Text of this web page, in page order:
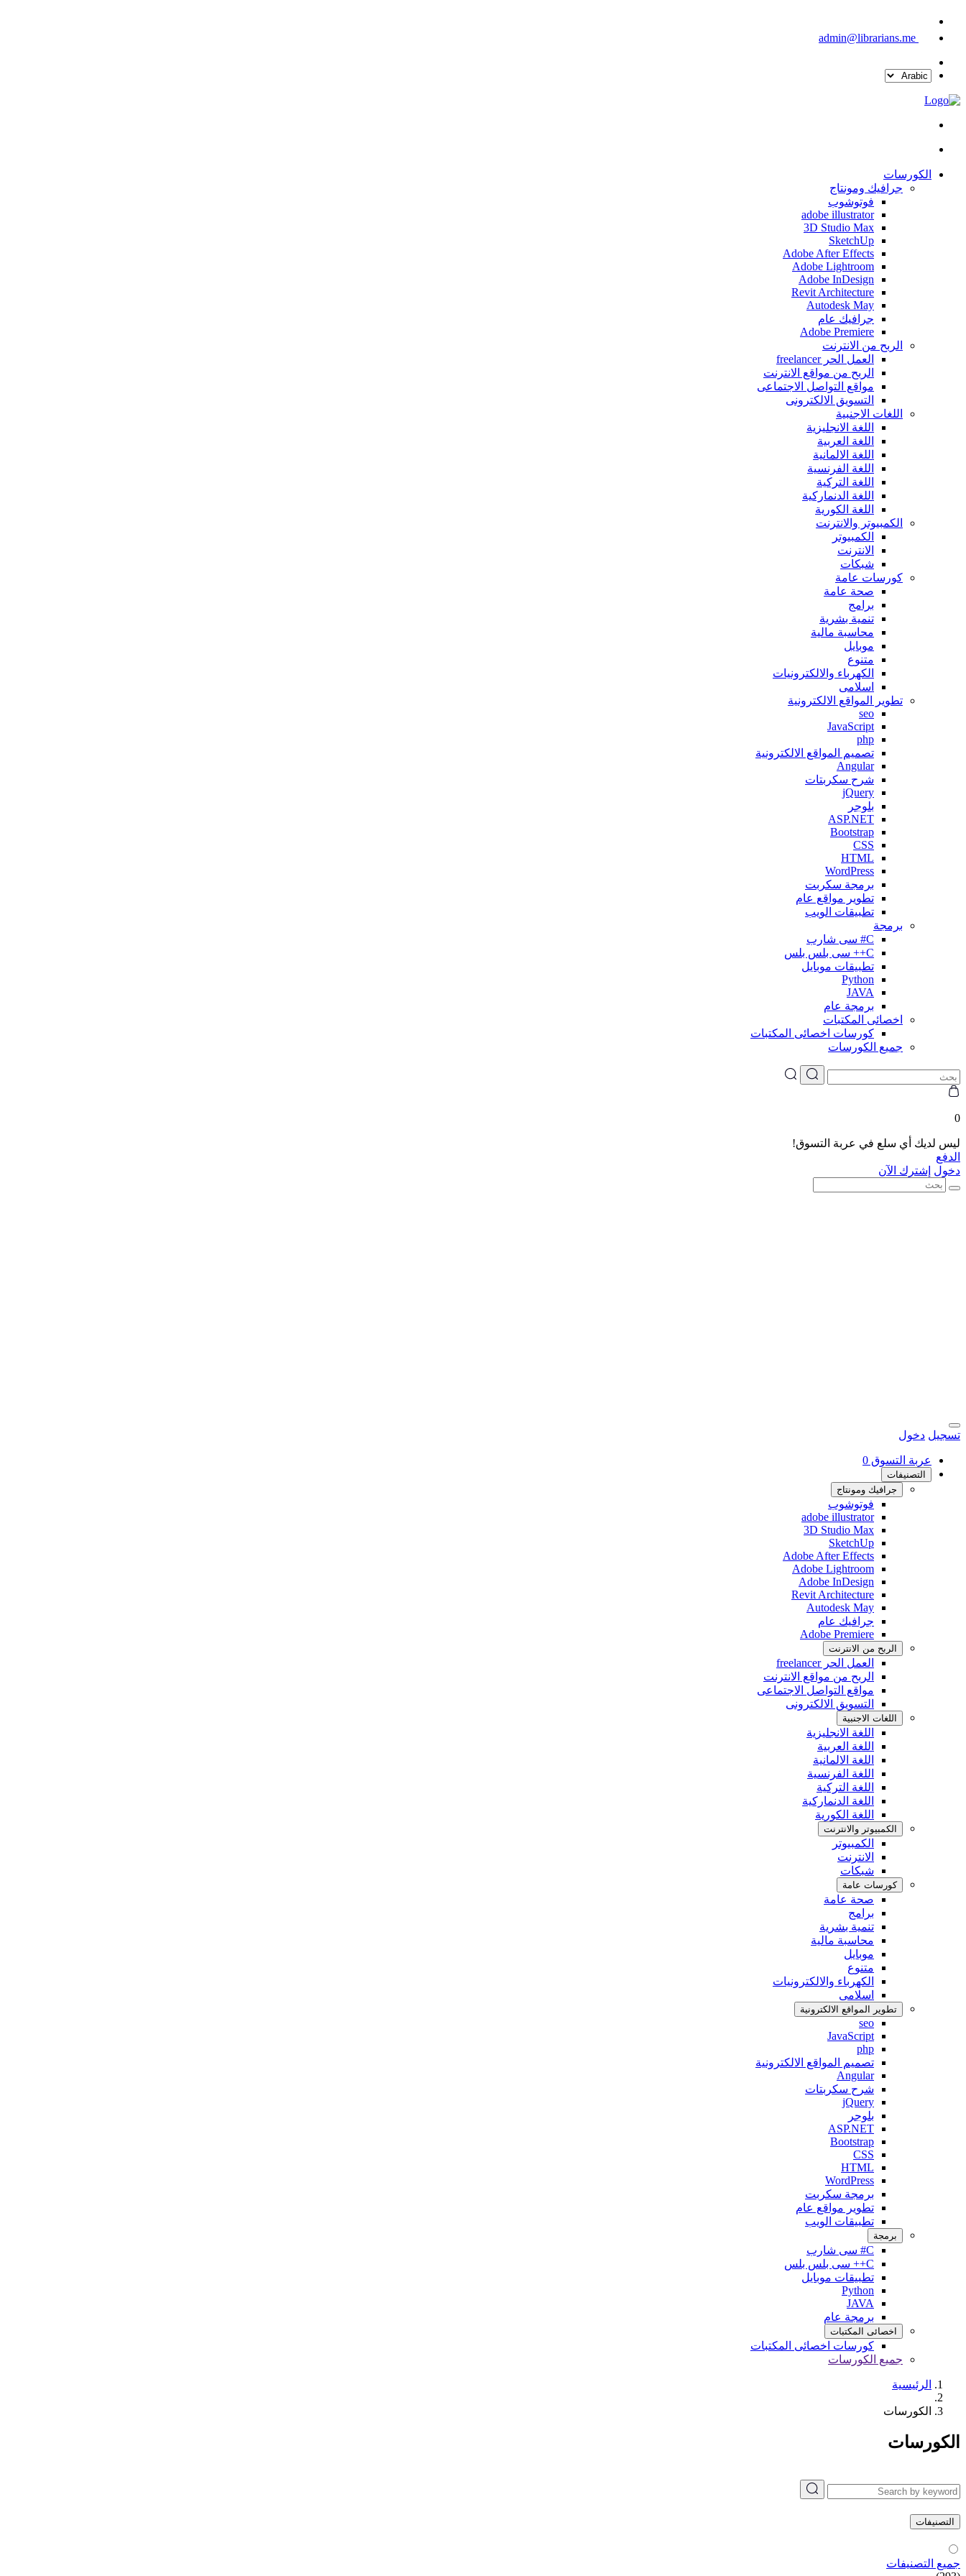
الكورسات
جرافيك ومونتاج
فوتوشوب
adobe illustrator
3D Studio Max
SketchUp
Adobe After Effects
Adobe Lightroom
Adobe InDesign
Revit Architecture
Autodesk May
جرافيك عام
Adobe Premiere
الربح من اﻻنترنت
العمل الحر freelancer
الربح من مواقع الانترنت
مواقع التواصل اﻻجتماعى
التسويق اﻻلكترونى
اللغات اﻻجنبية
اللغة اﻻنجليزية
اللغة العربية
اللغة اﻻلمانية
اللغة الفرنسية
اللغة التركية
اللغة الدنماركية
اللغة الكورية
الكمبيوتر واﻻنترنت
الكمبيوتر
اﻻنترنت
شبكات
كورسات عامة
صحة عامة
برامج
تنمية بشرية
محاسبة مالية
موبايل
متنوع
الكهرباء والالكترونيات
اسلامى
تطوير المواقع اﻻلكترونية
seo
JavaScript
php
تصميم المواقع الالكترونية
Angular
شرح سكربتات
jQuery
بلوجر
ASP.NET
Bootstrap
CSS
HTML
WordPress
برمجة سكربت
تطوير مواقع عام
تطبيقات الويب
برمجة
C# سى شارب
C++ سى بلس بلس
تطبيقات موبايل
Python
JAVA
برمجة عام
اخصائى المكتبات
كورسات اخصائى المكتبات
جميع الكورسات
0
ليس لديك أي سلع في عربة التسوق!
الدفع
دخول إشترك الآن
تسجيل دخول
عربة التسوق 0
التصنيفات
جرافيك ومونتاج
فوتوشوب
adobe illustrator
3D Studio Max
SketchUp
Adobe After Effects
Adobe Lightroom
Adobe InDesign
Revit Architecture
Autodesk May
جرافيك عام
Adobe Premiere
الربح من اﻻنترنت
العمل الحر freelancer
الربح من مواقع الانترنت
مواقع التواصل اﻻجتماعى
التسويق اﻻلكترونى
اللغات اﻻجنبية
اللغة اﻻنجليزية
اللغة العربية
اللغة اﻻلمانية
اللغة الفرنسية
اللغة التركية
اللغة الدنماركية
اللغة الكورية
الكمبيوتر واﻻنترنت
الكمبيوتر
اﻻنترنت
شبكات
كورسات عامة
صحة عامة
برامج
تنمية بشرية
محاسبة مالية
موبايل
متنوع
الكهرباء والالكترونيات
اسلامى
تطوير المواقع اﻻلكترونية
seo
JavaScript
php
تصميم المواقع الالكترونية
Angular
شرح سكربتات
jQuery
بلوجر
ASP.NET
Bootstrap
CSS
HTML
WordPress
برمجة سكربت
تطوير مواقع عام
تطبيقات الويب
برمجة
C# سى شارب
C++ سى بلس بلس
تطبيقات موبايل
Python
JAVA
برمجة عام
اخصائى المكتبات
كورسات اخصائى المكتبات
جميع الكورسات
الرئيسية
الكورسات
الكورسات
التصنيفات
جميع التصنيفات